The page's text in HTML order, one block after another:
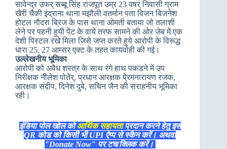
सावेन्द्र उफर् सब्बू सिंह राजपूत उम्र 23 वषर् निवासी ग्राम
खैरी चैकी इंद्राना थाना मझौली वतर्मान पता विजन बिजनेश
होटल नौदरा ब्रिज के पास थाना ओमती बताया जो तलाशी
लेने पर पहनी हुयी पेंट के वायें तरफ सामने की ओर जेब में एक
देशी पिस्टल रखे मिला जिसे जप्त करते हुये आरोपी के विरूद्ध
धारा 25, 27 आम्सर् एक्ट के तहत कायर्वाही की गई।
उल्लेखनीय भूमिका
आरोपी को अवैध शस्त्र के साथ रंगे हाथ पकडने में उप
निरीक्षक नीलेश पोतेर्, प्रधान आरक्षक पे्रमनारायण रजक,
आरक्षक संदीप, दिनेश दुबे, सचिन जैन की सराहनीय भूमिका
रही।
इंडिया पोल खोल कोआर्थिक सहायताप्रदान करने हेतु इस
QR कोड को किसी भी UPI ऐप्प से स्कैन करें। अथवा
"Donate Now" पर टच/क्लिक करें।